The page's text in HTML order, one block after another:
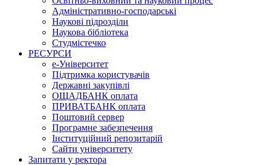
Адміністративно-господарські
Наукові підрозділи
Наукова бібліотека
Студмістечко
РЕСУРСИ
е-Університет
Підтримка користувачів
Державні закупівлі
ОЩАДБАНК оплата
ПРИВАТБАНК оплата
Поштовий сервер
Програмне забезпечення
Інституційний репозитарій
Сайти університету
Запитати у ректора